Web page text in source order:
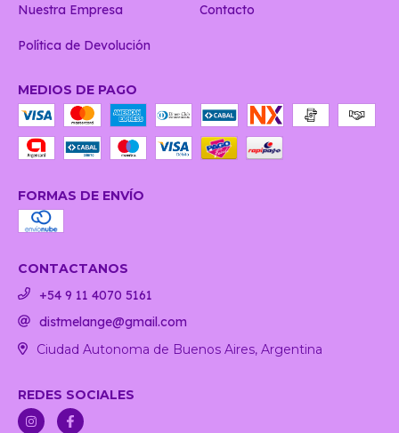
Nuestra Empresa Contacto
Política de Devolución
MEDIOS DE PAGO
FORMAS DE ENVÍO
CONTACTANOS
+54 9 11 4070 5161
distmelange@gmail.com
Ciudad Autonoma de Buenos Aires, Argentina
REDES SOCIALES